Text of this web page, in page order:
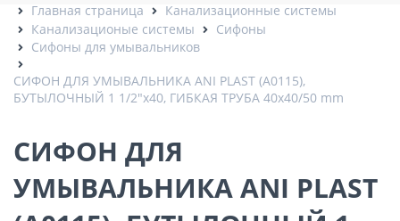
Главная страница
Канализационные системы
Канализационые системы
Сифоны
Сифоны для умывальников
СИФОН ДЛЯ УМЫВАЛЬНИКА ANI PLAST (A0115),
БУТЫЛОЧНЫЙ 1 1/2"x40, ГИБКАЯ ТРУБА 40x40/50 mm
СИФОН ДЛЯ
УМЫВАЛЬНИКА ANI PLAST